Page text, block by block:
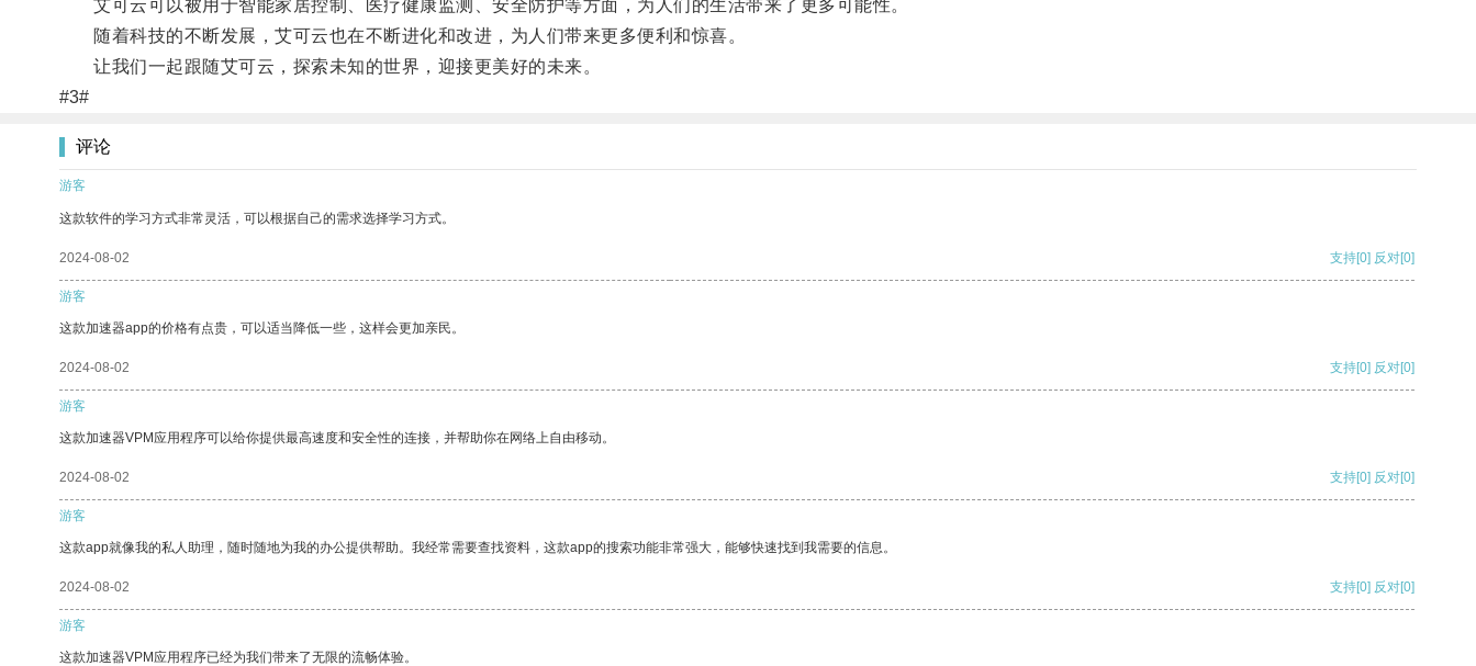
艾可云可以被用于智能家居控制、医疗健康监测、安全防护等方面，为人们的生活带来了更多可能性。
随着科技的不断发展，艾可云也在不断进化和改进，为人们带来更多便利和惊喜。
让我们一起跟随艾可云，探索未知的世界，迎接更美好的未来。
#3#
评论
游客
这款软件的学习方式非常灵活，可以根据自己的需求选择学习方式。
2024-08-02 支持[0] 反对[0]
游客
这款加速器app的价格有点贵，可以适当降低一些，这样会更加亲民。
2024-08-02 支持[0] 反对[0]
游客
这款加速器VPM应用程序可以给你提供最高速度和安全性的连接，并帮助你在网络上自由移动。
2024-08-02 支持[0] 反对[0]
游客
这款app就像我的私人助理，随时随地为我的办公提供帮助。我经常需要查找资料，这款app的搜索功能非常强大，能够快速找到我需要的信息。
2024-08-02 支持[0] 反对[0]
游客
这款加速器VPM应用程序已经为我们带来了无限的流畅体验。